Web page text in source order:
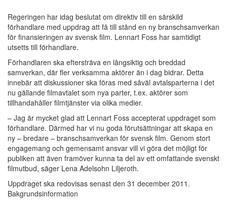
Regeringen har idag beslutat om direktiv till en särskild
förhandlare med uppdrag att få till stånd en ny branschsamverkan
för finansieringen av svensk film. Lennart Foss har samtidigt
utsetts till förhandlare.
Förhandlaren ska eftersträva en långsiktig och breddad
samverkan, där fler verksamma aktörer än i dag bidrar. Detta
innebär att diskussioner ska föras med såväl avtalsparterna i det
nu gällande filmavtalet som nya parter, t.ex. aktörer som
tillhandahåller filmtjänster via olika medier.
– Jag är mycket glad att Lennart Foss accepterat uppdraget som
förhandlare. Därmed har vi nu goda förutsättningar att skapa en
ny – bredare – branschsamverkan för svensk film. Genom stort
engagemang och gemensamt ansvar vill vi göra det möjligt för
publiken att även framöver kunna ta del av ett omfattande svenskt
filmutbud, säger Lena Adelsohn Liljeroth.
Uppdraget ska redovisas senast den 31 december 2011.
Bakgrundsinformation